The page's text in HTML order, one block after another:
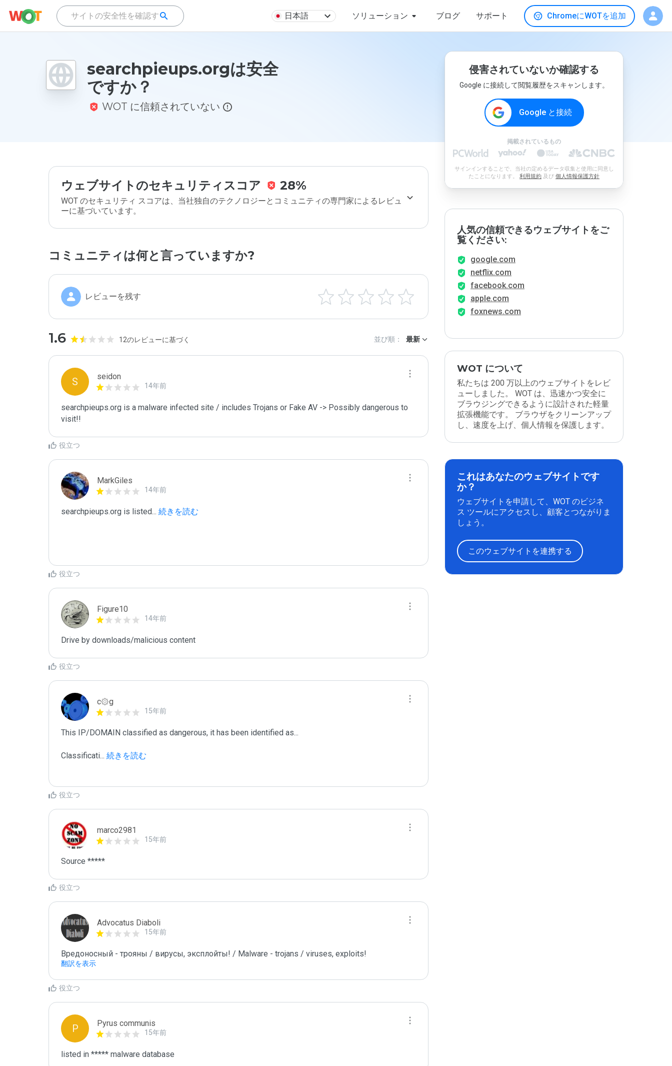
日本語 ソリューション ブログ サポート ChromeにWOTを追加
searchpieups.orgは安全
ですか？
WOT に信頼されていない
ウェブサイトのセキュリティスコア 28%
WOT のセキュリティ スコアは、当社独自のテクノロジーとコミュニティの専門家によるレビュ
ーに基づいています。
コミュニティは何と言っていますか?
レビューを残す
1.6 12のレビューに基づく 並び順： 最新
S seidon
14年前
searchpieups.org is a malware infected site / includes Trojans or Fake AV -> Possibly dangerous to
visit!!
役立つ
MarkGiles
14年前
searchpieups.org is listed... 続きを読む
役立つ
Figure10
14年前
Drive by downloads/malicious content
役立つ
c۞g
15年前
This IP/DOMAIN classified as dangerous, it has been identified as...
Classificati... 続きを読む
役立つ
marco2981
15年前
Source *****
役立つ
Advocatus Diaboli
15年前
Вредоносный - трояны / вирусы, эксплойты! / Malware - trojans / viruses, exploits!
翻訳を表示
役立つ
P Pyrus communis
15年前
listed in ***** malware database
侵害されていないか確認する
Google に接続して閲覧履歴をスキャンします。
Google と接続
掲載されているもの
サインインすることで、当社の定めるデータ収集と使用に同意し
たことになります。 利用規約 及び 個人情報保護方針
人気の信頼できるウェブサイトをご
覧ください:
google.com
netflix.com
facebook.com
apple.com
foxnews.com
WOT について
私たちは 200 万以上のウェブサイトをレビ
ューしました。 WOT は、迅速かつ安全に
ブラウジングできるように設計された軽量
拡張機能です。 ブラウザをクリーンアップ
し、速度を上げ、個人情報を保護します。
これはあなたのウェブサイトです
か？
ウェブサイトを申請して、WOT のビジネ
ス ツールにアクセスし、顧客とつながりま
しょう。
このウェブサイトを連携する